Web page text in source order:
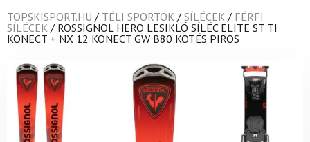
TOPSKISPORT.HU / TÉLI SPORTOK / SÍLÉCEK / FÉRFI
SÍLÉCEK / ROSSIGNOL HERO LESIKLÓ SÍLÉC ELITE ST TI
KONECT + NX 12 KONECT GW B80 KÖTÉS PIROS